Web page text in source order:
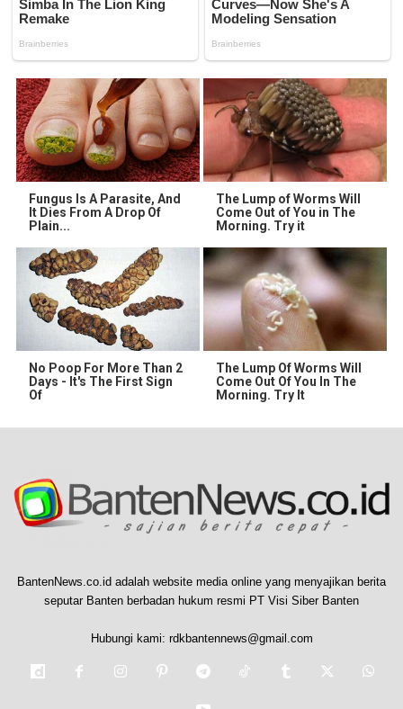
Fungus Is A Parasite, And
It Dies From A Drop Of
Plain...
The Lump of Worms Will
Come Out of You in The
Morning. Try it
No Poop For More Than 2
Days - It's The First Sign
Of
The Lump Of Worms Will
Come Out Of You In The
Morning. Try It
BantenNews.co.id adalah website media online yang menyajikan berita
seputar Banten berbadan hukum resmi PT Visi Siber Banten
Hubungi kami: rdkbantennews@gmail.com